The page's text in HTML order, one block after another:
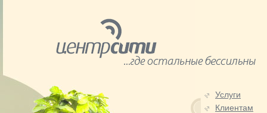
Услуги
Клиентам